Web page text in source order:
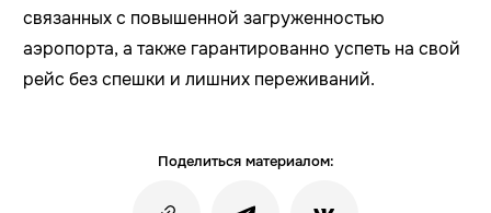
связанных с повышенной загруженностью
аэропорта, а также гарантированно успеть на свой
рейс без спешки и лишних переживаний.
Поделиться материалом: